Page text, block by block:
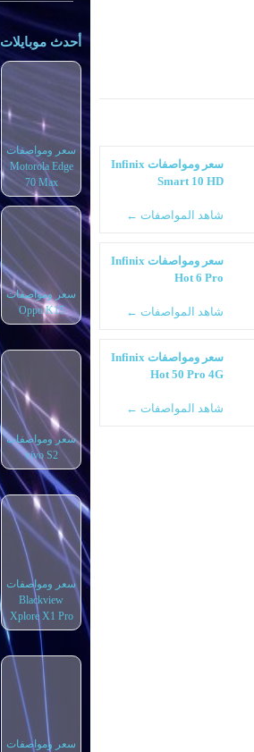
سعر ومواصفات Infinix
Smart 10 HD
شاهد المواصفات ←
سعر ومواصفات Infinix
Hot 6 Pro
شاهد المواصفات ←
سعر ومواصفات Infinix
Hot 50 Pro 4G
شاهد المواصفات ←
أحدث موبايلات
سعر ومواصفات
Motorola Edge
70 Max
سعر ومواصفات
Oppo K15
سعر ومواصفات
vivo S2
سعر ومواصفات
Blackview
Xplore X1 Pro
سعر ومواصفات